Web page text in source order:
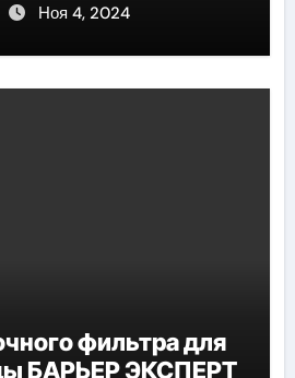
Ноя 4, 2024
фильтра для
БАРЬЕР ЭКСПЕРТ